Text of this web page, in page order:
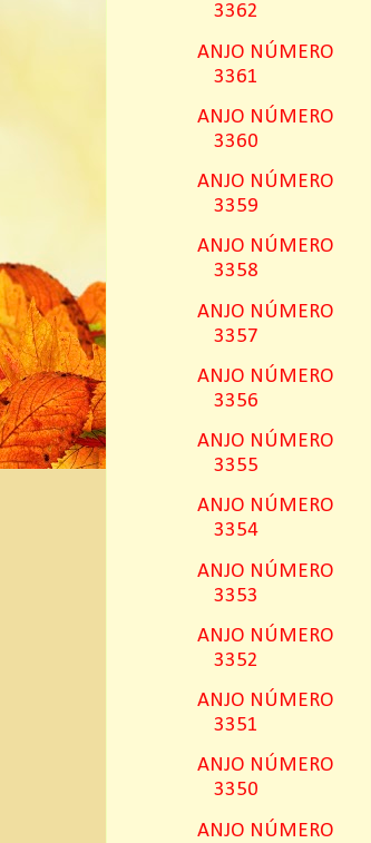
3362
ANJO NÚMERO
3361
ANJO NÚMERO
3360
ANJO NÚMERO
3359
ANJO NÚMERO
3358
ANJO NÚMERO
3357
ANJO NÚMERO
3356
ANJO NÚMERO
3355
ANJO NÚMERO
3354
ANJO NÚMERO
3353
ANJO NÚMERO
3352
ANJO NÚMERO
3351
ANJO NÚMERO
3350
ANJO NÚMERO